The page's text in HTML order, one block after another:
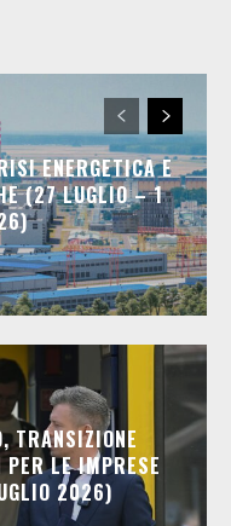
ENERGETICA E
(27 LUGLIO – 1
TRANSIZIONE
LE IMPRESE
2026)